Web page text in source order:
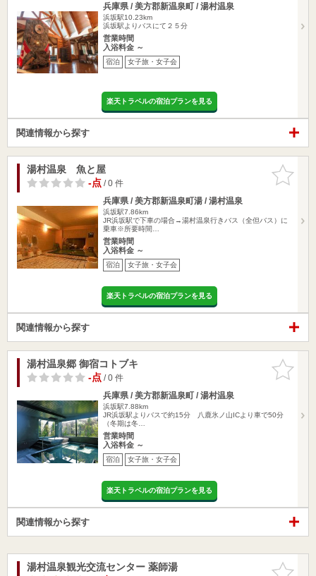
兵庫県 / 美方郡新温泉町 / 湯村温泉
浜坂駅10.23km
浜坂駅よりバスにて２５分
営業時間
入浴料金 ～
宿泊 女子旅・女子会
楽天トラベルの宿泊プランを見る
関連情報から探す
お気に入
りに追加
湯村温泉 魚と屋
-点/ 0 件
兵庫県 / 美方郡新温泉町湯 / 湯村温泉
浜坂駅7.86km
JR浜坂駅で下車の場合→湯村温泉行きバス（全但バス）に
乗車※所要時間…
営業時間
入浴料金 ～
宿泊 女子旅・女子会
楽天トラベルの宿泊プランを見る
関連情報から探す
お気に入
りに追加
湯村温泉郷 御宿コトブキ
-点/ 0 件
兵庫県 / 美方郡新温泉町 / 湯村温泉
浜坂駅7.88km
JR浜坂駅よりバスで約15分 八鹿氷ノ山ICより車で50分
（冬期は冬…
営業時間
入浴料金 ～
宿泊 女子旅・女子会
楽天トラベルの宿泊プランを見る
関連情報から探す
お気に入
湯村温泉観光交流センター 薬師湯